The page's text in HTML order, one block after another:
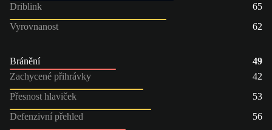
Driblink
65
Vyrovnanost
62
Bránění
49
Zachycené přihrávky
42
Přesnost hlaviček
53
Defenzivní přehled
56